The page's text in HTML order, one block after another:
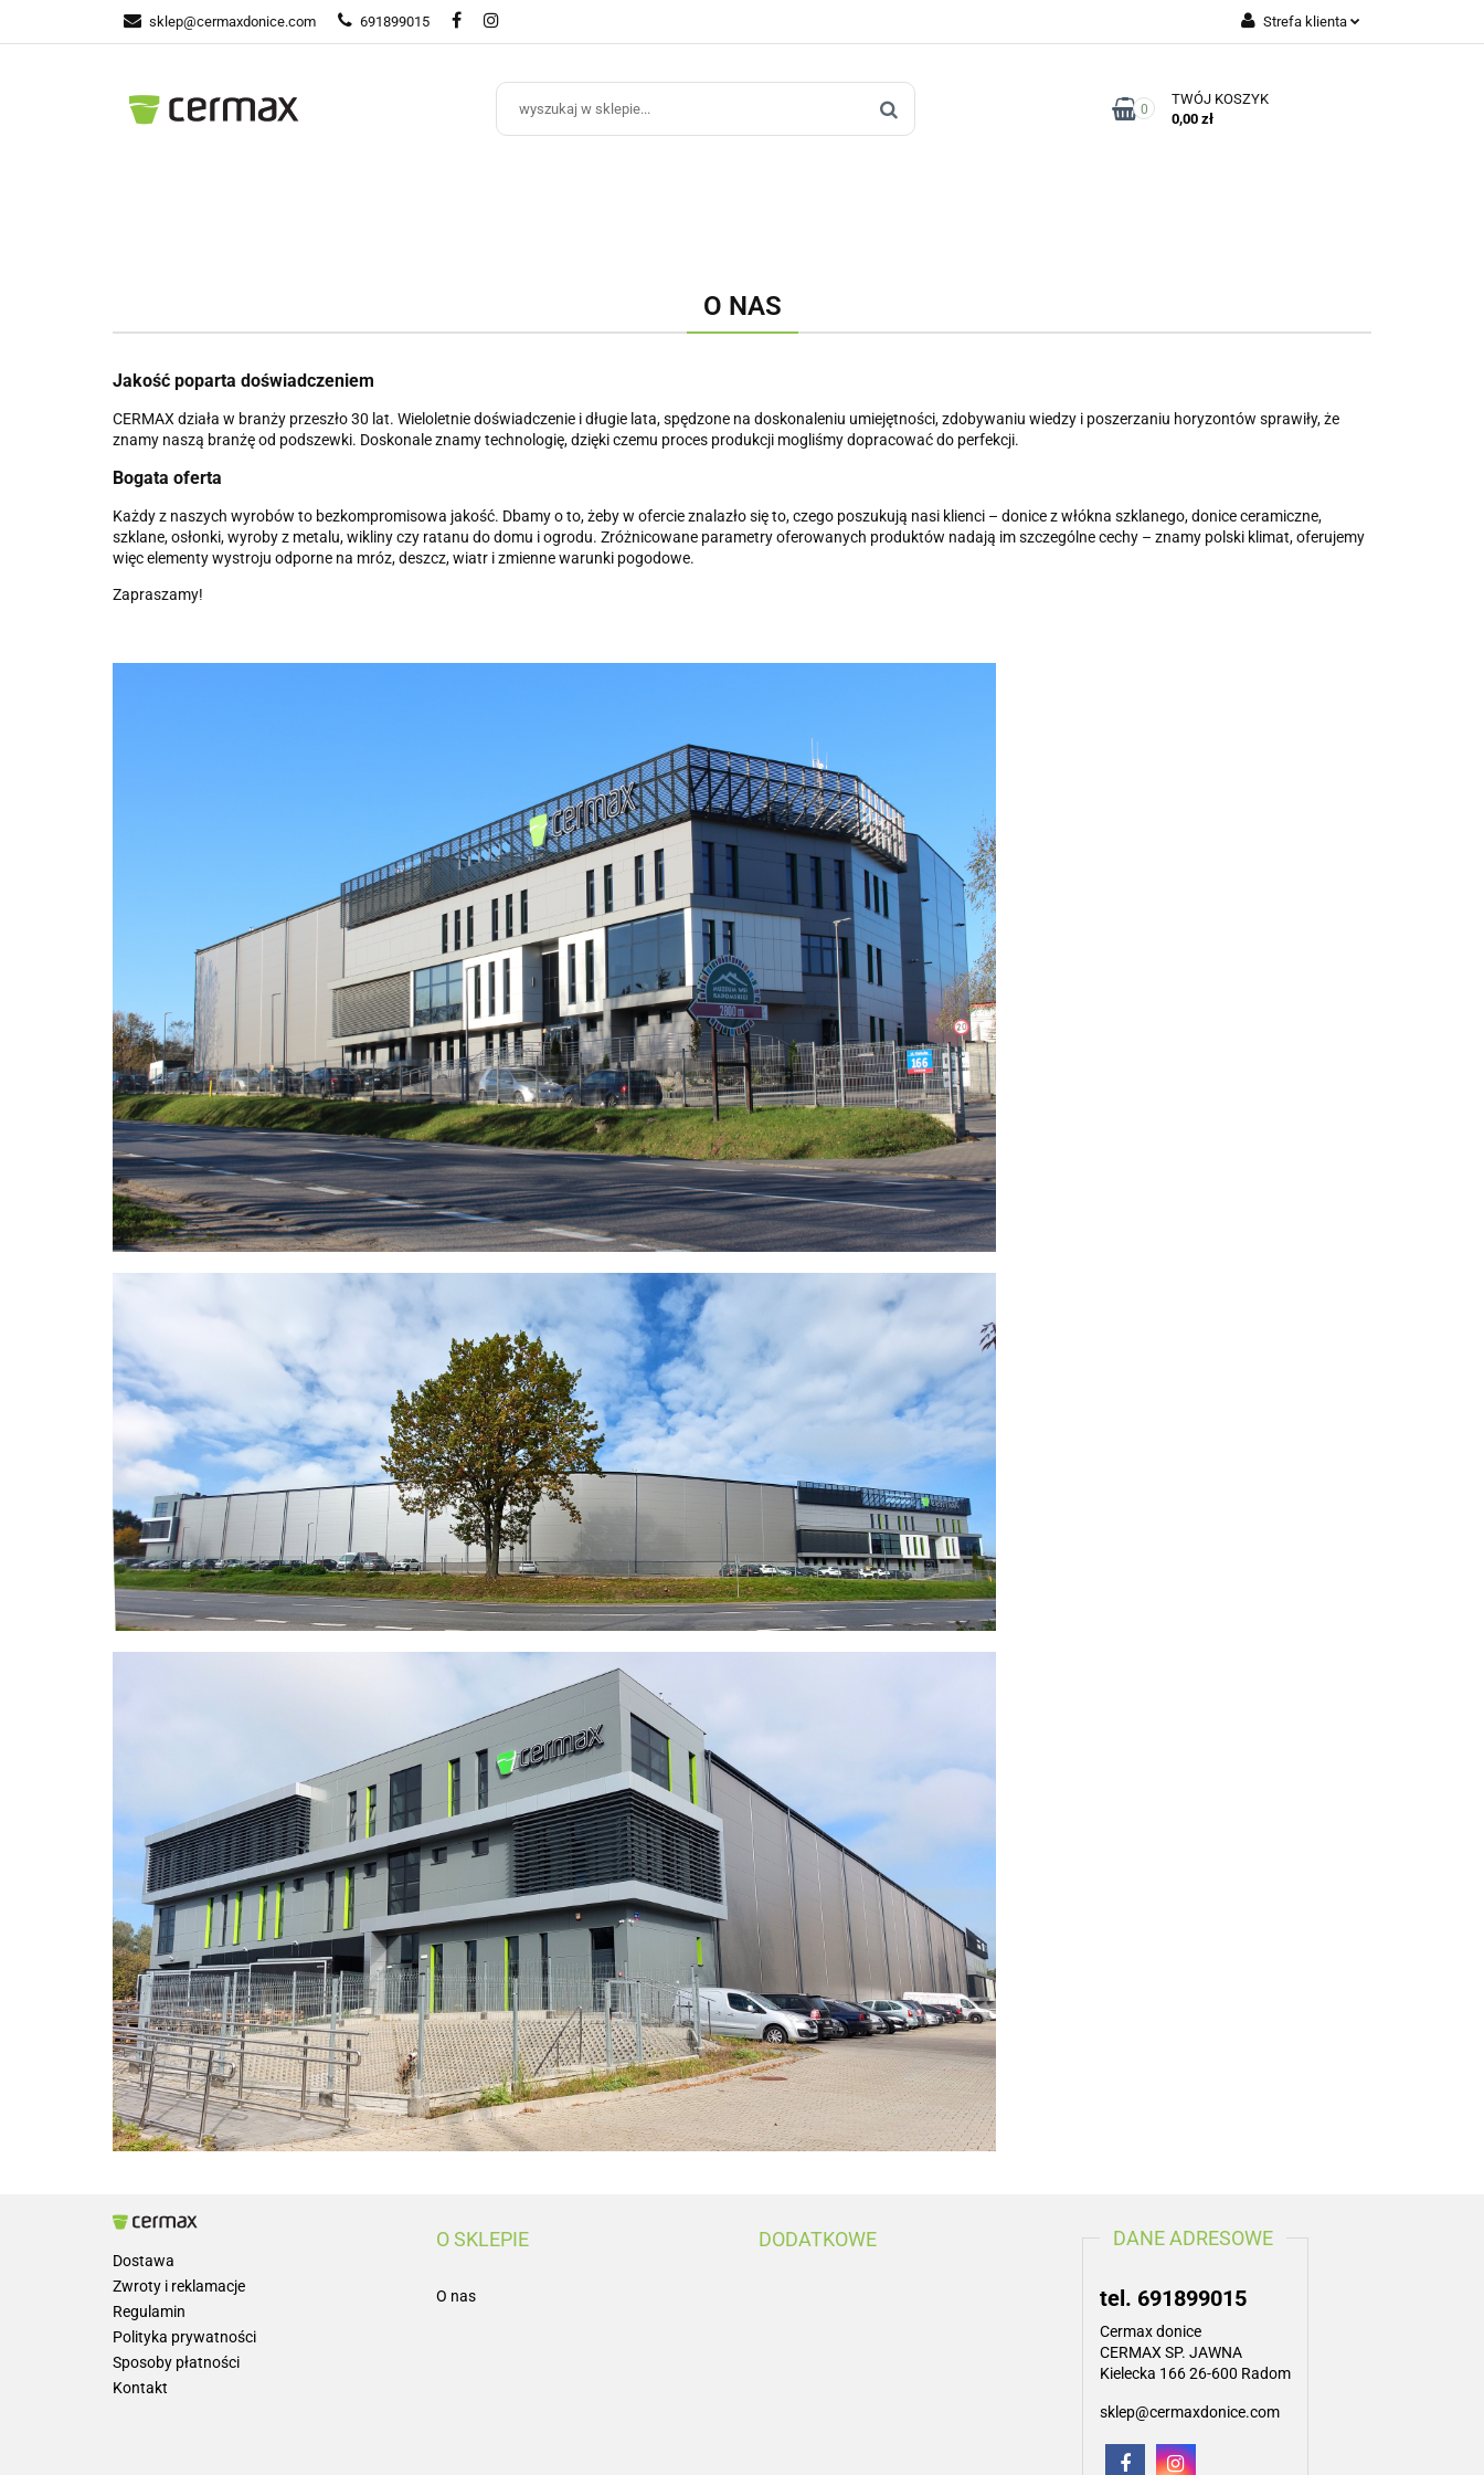
sklep@cermaxdonice.com 691899015 Strefa klienta
Zarejestruj się
0
TWÓJ KOSZYK
0,00 zł
Donice Ogrodowe
O NAS
Jakość poparta doświadczeniem
CERMAX działa w branży przeszło 30 lat. Wieloletnie doświadczenie i długie lata, spędzone na doskonaleniu umiejętności, zdobywaniu wiedzy i poszerzaniu horyzontów sprawiły, że
znamy naszą branżę od podszewki. Doskonale znamy technologię, dzięki czemu proces produkcji mogliśmy dopracować do perfekcji.
Bogata oferta
Każdy z naszych wyrobów to bezkompromisowa jakość. Dbamy o to, żeby w ofercie znalazło się to, czego poszukują nasi klienci – donice z włókna szklanego, donice ceramiczne,
szklane, osłonki, wyroby z metalu, wikliny czy ratanu do domu i ogrodu. Zróżnicowane parametry oferowanych produktów nadają im szczególne cechy – znamy polski klimat, oferujemy
więc elementy wystroju odporne na mróz, deszcz, wiatr i zmienne warunki pogodowe.
Zapraszamy!
Dostawa
Zwroty i reklamacje
Regulamin
Polityka prywatności
Sposoby płatności
Kontakt
O SKLEPIE
O nas
DODATKOWE DANE ADRESOWE
tel. 691899015
Cermax donice
CERMAX SP. JAWNA
Kielecka 166 26-600 Radom
sklep@cermaxdonice.com